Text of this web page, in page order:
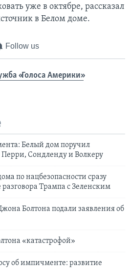
уже в октябре, рассказал
в Белом доме.
Follow us
«Голоса Америки»
Белый дом поручил
Сондленду и Волкеру
по нацбезопасности сразу
разговора Трампа с Зеленским
Болтона подали заявления об
«катастрофой»
об импичменте: развитие